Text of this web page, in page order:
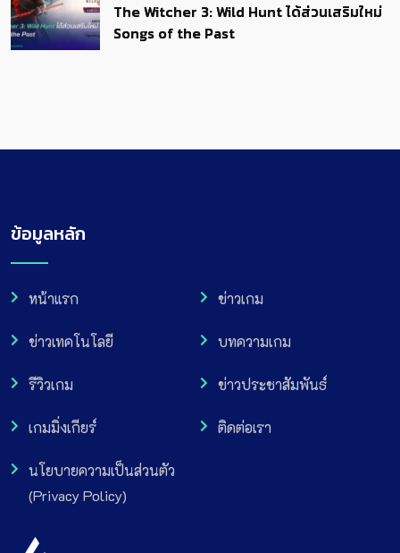
The Witcher 3: Wild Hunt ได้ส่วนเสริมใหม่
Songs of the Past
ข้อมูลหลัก
หน้าแรก ข่าวเกม
ข่าวเทคโนโลยี บทความเกม
รีวิวเกม ข่าวประชาสัมพันธ์
เกมมิ่งเกียร์ ติดต่อเรา
นโยบายความเป็นส่วนตัว
(Privacy Policy)